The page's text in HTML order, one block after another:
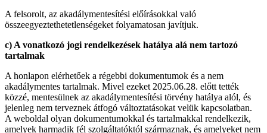
A felsorolt, az akadálymentesítési előírásokkal való
összeegyeztethetetlenségeket folyamatosan javítjuk.
c) A vonatkozó jogi rendelkezések hatálya alá nem tartozó
tartalmak
A honlapon elérhetőek a régebbi dokumentumok és a nem
akadálymentes tartalmak. Mivel ezeket 2025.06.28. előtt tették
közzé, mentesülnek az akadálymentesítési törvény hatálya alól, és
jelenleg nem terveznek átfogó változtatásokat velük kapcsolatban.
A weboldal olyan dokumentumokkal és tartalmakkal rendelkezik,
amelyek harmadik fél szolgáltatóktól származnak, és amelyeket nem